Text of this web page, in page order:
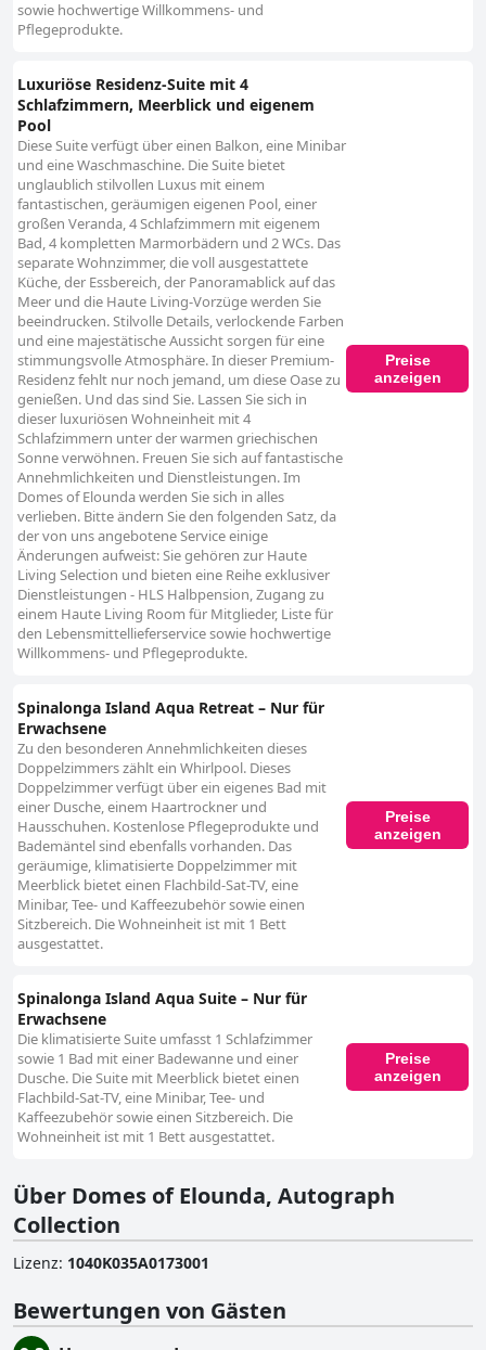
sowie hochwertige Willkommens- und
Pflegeprodukte.
Luxuriöse Residenz-Suite mit 4
Schlafzimmern, Meerblick und eigenem
Pool
Diese Suite verfügt über einen Balkon, eine Minibar
und eine Waschmaschine. Die Suite bietet
unglaublich stilvollen Luxus mit einem
fantastischen, geräumigen eigenen Pool, einer
großen Veranda, 4 Schlafzimmern mit eigenem
Bad, 4 kompletten Marmorbädern und 2 WCs. Das
separate Wohnzimmer, die voll ausgestattete
Küche, der Essbereich, der Panoramablick auf das
Meer und die Haute Living-Vorzüge werden Sie
beeindrucken. Stilvolle Details, verlockende Farben
und eine majestätische Aussicht sorgen für eine
stimmungsvolle Atmosphäre. In dieser Premium-
Residenz fehlt nur noch jemand, um diese Oase zu
genießen. Und das sind Sie. Lassen Sie sich in
dieser luxuriösen Wohneinheit mit 4
Schlafzimmern unter der warmen griechischen
Sonne verwöhnen. Freuen Sie sich auf fantastische
Annehmlichkeiten und Dienstleistungen. Im
Domes of Elounda werden Sie sich in alles
verlieben. Bitte ändern Sie den folgenden Satz, da
der von uns angebotene Service einige
Änderungen aufweist: Sie gehören zur Haute
Living Selection und bieten eine Reihe exklusiver
Dienstleistungen - HLS Halbpension, Zugang zu
einem Haute Living Room für Mitglieder, Liste für
den Lebensmittellieferservice sowie hochwertige
Willkommens- und Pflegeprodukte.
Preise
anzeigen
Spinalonga Island Aqua Retreat – Nur für
Erwachsene
Zu den besonderen Annehmlichkeiten dieses
Doppelzimmers zählt ein Whirlpool. Dieses
Doppelzimmer verfügt über ein eigenes Bad mit
einer Dusche, einem Haartrockner und
Hausschuhen. Kostenlose Pflegeprodukte und
Bademäntel sind ebenfalls vorhanden. Das
geräumige, klimatisierte Doppelzimmer mit
Meerblick bietet einen Flachbild-Sat-TV, eine
Minibar, Tee- und Kaffeezubehör sowie einen
Sitzbereich. Die Wohneinheit ist mit 1 Bett
ausgestattet.
Preise
anzeigen
Spinalonga Island Aqua Suite – Nur für
Erwachsene
Die klimatisierte Suite umfasst 1 Schlafzimmer
sowie 1 Bad mit einer Badewanne und einer
Dusche. Die Suite mit Meerblick bietet einen
Flachbild-Sat-TV, eine Minibar, Tee- und
Kaffeezubehör sowie einen Sitzbereich. Die
Wohneinheit ist mit 1 Bett ausgestattet.
Preise
anzeigen
Über Domes of Elounda, Autograph
Collection
Lizenz: 1040Κ035Α0173001
Bewertungen von Gästen